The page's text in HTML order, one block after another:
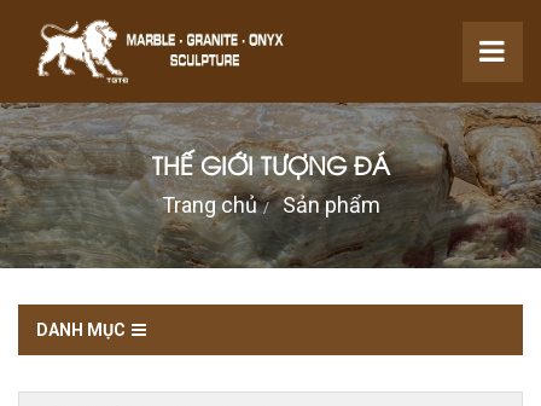
THẾ GIỚI TƯỢNG ĐÁ
Trang chủ Sản phẩm
DANH MỤC